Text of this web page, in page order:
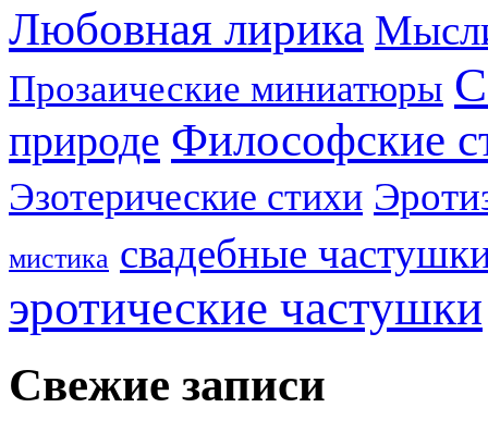
Любовная лирика
Прозаические миниатюры
природе Философские
Эзотерические стихи
мистика свадебные
эротические частушки
Свежие записи